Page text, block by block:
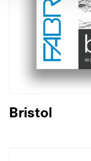
Bristol